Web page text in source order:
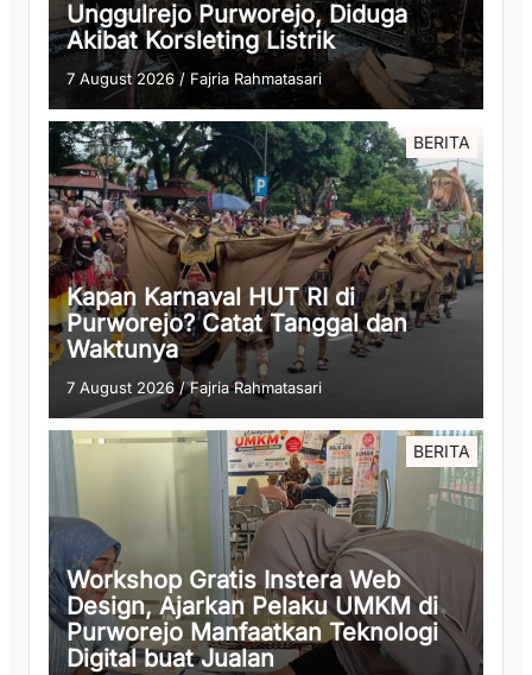
Unggulrejo Purworejo, Diduga
Akibat Korsleting Listrik
7 August 2026/ Fajria Rahmatasari
BERITA
Kapan Karnaval HUT RI di
Purworejo? Catat Tanggal dan
Waktunya
7 August 2026 /Fajria Rahmatasari
BERITA
Workshop Gratis Instera Web
Design, Ajarkan Pelaku UMKM di
Purworejo Manfaatkan Teknologi
Digital buat Jualan